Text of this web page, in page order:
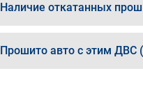
Наличие откатанных
Прошито авто с этим ДВС